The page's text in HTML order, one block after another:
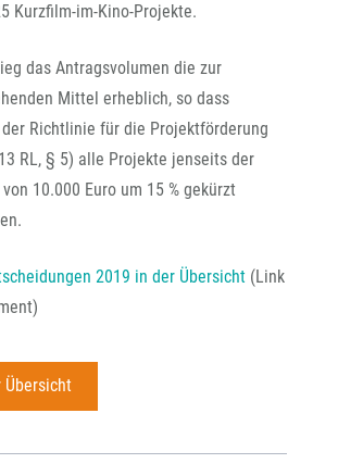
Kurzfilm-im-Kino-Projekte.
das Antragsvolumen die zur
Mittel erheblich, so dass
Richtlinie für die Projektförderung
RL, § 5) alle Projekte jenseits der
10.000 Euro um 15 % gekürzt
2019 in der Übersicht (Link
Übersicht